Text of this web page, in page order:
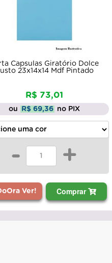
Capsulas Giratório Dolce
23x14x14 Mdf Pintado
R$ 73,01
ou R$ 69,36 no PIX
- +
Ver! Comprar